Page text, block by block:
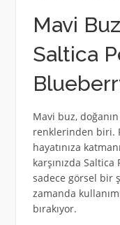
Mavi
Saltica
Mavi buz,
renklerinden biri.
hayatınıza
karşınızda
sadece görsel bir
zamanda
bırakıyor.